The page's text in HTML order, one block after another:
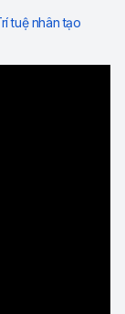
tuệ nhân tạo